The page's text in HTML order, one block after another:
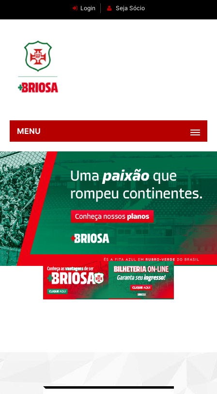
Login Seja Sócio
MENU